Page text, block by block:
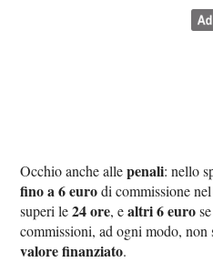
Occhio anche allepenali: nello
fino a 6 eurodi commissione
superi le24 ore, ealtri 6 euro
commissioni, ad ogni modo, non
valore finanziato.